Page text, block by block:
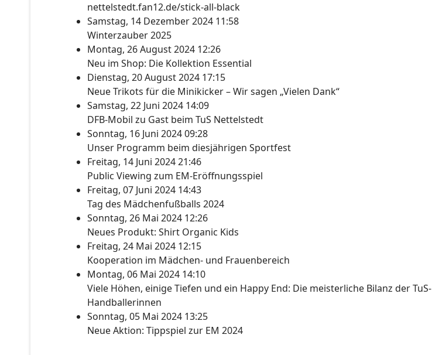
nettelstedt.fan12.de/stick-all-black
Samstag, 14 Dezember 2024 11:58
Winterzauber 2025
Montag, 26 August 2024 12:26
Neu im Shop: Die Kollektion Essential
Dienstag, 20 August 2024 17:15
Neue Trikots für die Minikicker – Wir sagen „Vielen Dank“
Samstag, 22 Juni 2024 14:09
DFB-Mobil zu Gast beim TuS Nettelstedt
Sonntag, 16 Juni 2024 09:28
Unser Programm beim diesjährigen Sportfest
Freitag, 14 Juni 2024 21:46
Public Viewing zum EM-Eröffnungsspiel
Freitag, 07 Juni 2024 14:43
Tag des Mädchenfußballs 2024
Sonntag, 26 Mai 2024 12:26
Neues Produkt: Shirt Organic Kids
Freitag, 24 Mai 2024 12:15
Kooperation im Mädchen- und Frauenbereich
Montag, 06 Mai 2024 14:10
Viele Höhen, einige Tiefen und ein Happy End: Die meisterliche Bilanz der TuS-
Handballerinnen
Sonntag, 05 Mai 2024 13:25
Neue Aktion: Tippspiel zur EM 2024